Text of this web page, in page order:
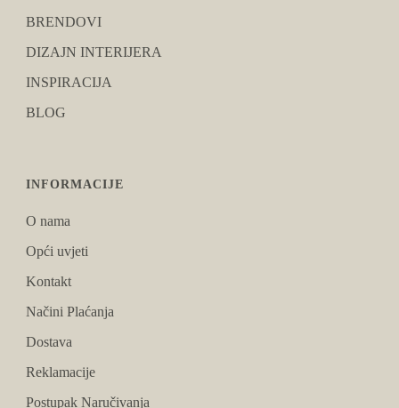
BRENDOVI
DIZAJN INTERIJERA
INSPIRACIJA
BLOG
INFORMACIJE
O nama
Opći uvjeti
Kontakt
Načini Plaćanja
Dostava
Reklamacije
Postupak Naručivanja